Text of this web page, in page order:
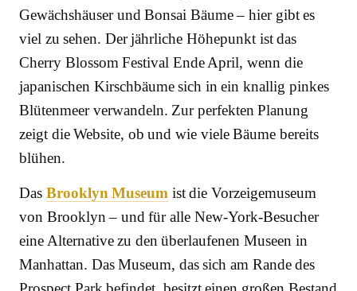
Gewächshäuser und Bonsai Bäume – hier gibt es
viel zu sehen. Der jährliche Höhepunkt ist das
Cherry Blossom Festival Ende April, wenn die
japanischen Kirschbäume sich in ein knallig pinkes
Blütenmeer verwandeln. Zur perfekten Planung
zeigt die Website, ob und wie viele Bäume bereits
blühen.
Das Brooklyn Museum ist die Vorzeigemuseum
von Brooklyn – und für alle New-York-Besucher
eine Alternative zu den überlaufenen Museen in
Manhattan. Das Museum, das sich am Rande des